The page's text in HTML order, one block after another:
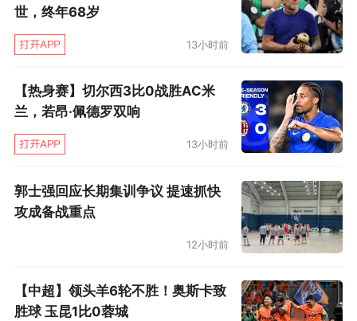
世，终年68岁
13小时前
【热身赛】切尔西3比0战胜AC米
兰，若昂·佩德罗双响
13小时前
郭士强回应长期集训争议 提速抓快
攻成备战重点
12小时前
【中超】领头羊6轮不胜！奥斯卡致
胜球 玉昆1比0蓉城